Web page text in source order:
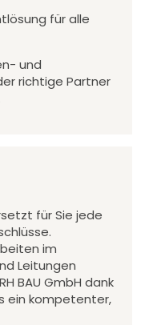
für alle
und
richtige Partner
für Sie jede
im
Leitungen
BAU GmbH dank
ein kompetenter,